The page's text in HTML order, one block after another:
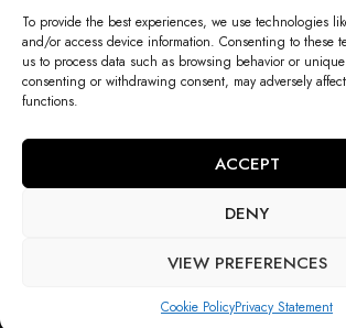
To provide the best experiences, we use technologies
and/or access device information. Consenting to these
us to process data such as browsing behavior or
consenting or withdrawing consent, may adversely
functions.
ACCEPT
DENY
VIEW PREFERENCES
Cookie PolicyPrivacy Statement
Általános szerződési
Adatkezelési tájékoztató
Elállási tájékoztató
© 1986 Fureverbycsanyi, Minden jog